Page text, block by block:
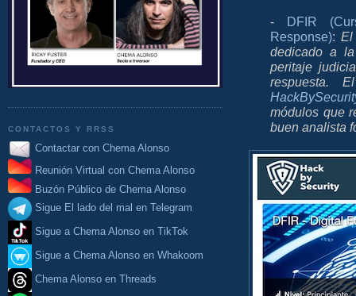
CONTACTOS Y RRSS
Contactar con Chema Alonso
Reunión Virtual con Chema Alonso
Buzón Público de Chema Alonso
Sigue El lado del mal en Telegram
Sigue a Chema Alonso en TikTok
Sigue a Chema Alonso en Whakoom
Chema Alonso en Threads
- DFIR
Response):
dedicado a
peritaje
respuesta.
módulos que
buen analista